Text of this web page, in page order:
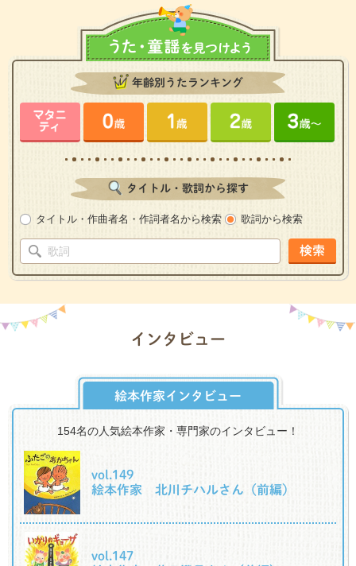
年齢別うたランキング
タイトル・歌詞から探す
タイトル・作曲者名・作詞者名から検索 歌詞から検索
検索
インタビュー
絵本作家インタビュー
154名の人気絵本作家・専門家のインタビュー！
vol.149
絵本作家 北川チハルさん（前編）
vol.147